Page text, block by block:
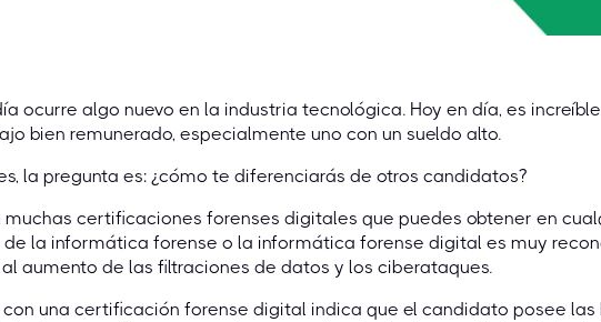
ocurre algo nuevo en la industria tecnológica. Hoy en día, es
bien remunerado, especialmente uno con un sueldo alto.
la pregunta es: ¿cómo te diferenciarás de otros candidatos?
muchas certificaciones forenses digitales que puedes obtener en
la informática forense o la informática forense digital es muy
aumento de las filtraciones de datos y los ciberataques.
una certificación forense digital indica que el candidato posee las